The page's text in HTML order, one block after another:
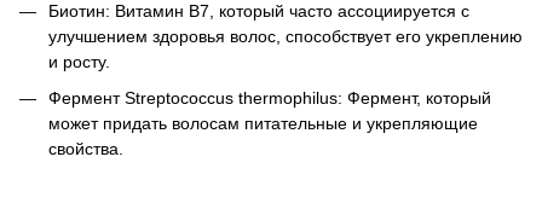
Биотин: Витамин B7, который часто ассоциируется с
улучшением здоровья волос, способствует его укреплению
и росту.
Фермент Streptococcus thermophilus: Фермент, который
может придать волосам питательные и укрепляющие
свойства.